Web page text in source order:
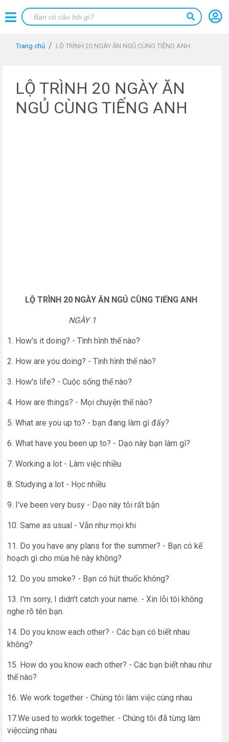
Trang chủ LỘ TRÌNH 20 NGÀY ĂN NGỦ CÙNG TIẾNG ANH
LỘ TRÌNH 20 NGÀY ĂN
NGỦ CÙNG TIẾNG ANH
LỘ TRÌNH 20 NGÀY ĂN NGỦ CÙNG TIẾNG ANH
NGÀY 1
1. How's it doing? - Tình hình thế nào?
2. How are you doing? - Tình hình thế nào?
3. How's life? - Cuộc sống thế nào?
4. How are things? - Mọi chuyện thế nào?
5. What are you up to? - bạn đang làm gì đấy?
6. What have you been up to? - Dạo này bạn làm gì?
7. Working a lot - Làm việc nhiều
8. Studying a lot - Học nhiều
9. I've been very busy - Dạo này tôi rất bận
10. Same as usual - Vẫn như mọi khi
11. Do you have any plans for the summer? - Bạn có kế
hoạch gì cho mùa hè này không?
12. Do you smoke? - Bạn có hút thuốc không?
13. I'm sorry, I didn't catch your name. - Xin lỗi tôi không
nghe rõ tên bạn.
14. Do you know each other? - Các bạn có biết nhau
không?
15. How do you know each other? - Các bạn biết nhau như
thế nào?
16. We work together - Chúng tôi làm việc cùng nhau
17.We used to workk together. - Chúng tôi đã từng làm
việccùng nhau